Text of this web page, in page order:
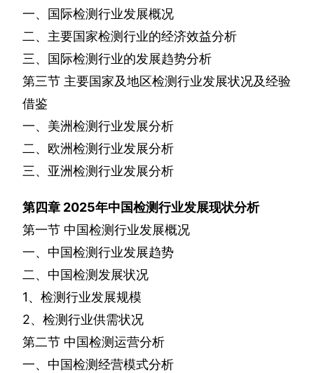
一、国际检测行业发展概况
二、主要国家检测行业的经济效益分析
三、国际检测行业的发展趋势分析
第三节 主要国家及地区检测行业发展状况及经验
借鉴
一、美洲检测行业发展分析
二、欧洲检测行业发展分析
三、亚洲检测行业发展分析
第四章 2025年中国检测行业发展现状分析
第一节 中国检测行业发展概况
一、中国检测行业发展趋势
二、中国检测发展状况
1、检测行业发展规模
2、检测行业供需状况
第二节 中国检测运营分析
一、中国检测经营模式分析